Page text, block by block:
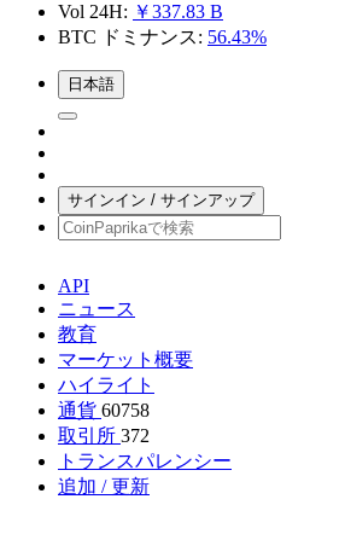
Vol 24H: ￥337.83 B
BTC ドミナンス: 56.43%
日本語
サインイン / サインアップ
API
ニュース
教育
マーケット概要
ハイライト
通貨 60758
取引所 372
トランスパレンシー
追加 / 更新